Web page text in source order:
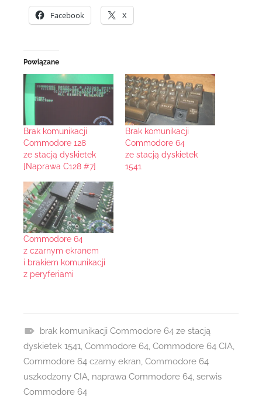
Facebook X
Powiązane
Brak komunikacji
Commodore 128
ze stacją dyskietek
[Naprawa C128 #7]
Brak komunikacji
Commodore 64
ze stacją dyskietek
1541
Commodore 64
z czarnym ekranem
i brakiem komunikacji
z peryferiami
R
e
a
l
brak komunikacji Commodore 64 ze stacją
dyskietek 1541 Commodore 64 Commodore 64 CIA
Commodore 64 czarny ekran Commodore 64
uszkodzony CIA naprawa Commodore 64 serwis
Commodore 64